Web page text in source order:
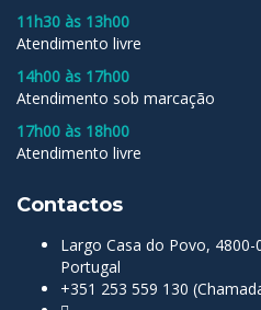
11h30 às 13h00
Atendimento livre
14h00 às 17h00
Atendimento sob marcação
17h00 às 18h00
Atendimento livre
Contactos
Largo Casa do Povo,
Portugal
+351 253 559 130